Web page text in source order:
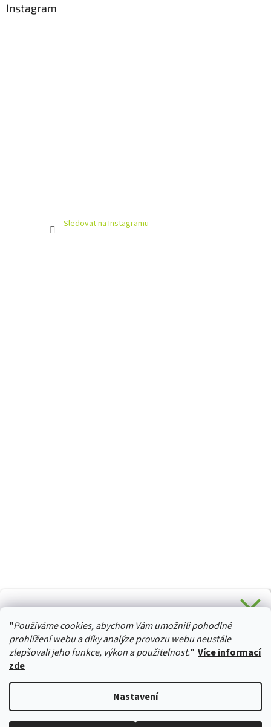
"Používáme cookies, abychom Vám umožnili pohodlné
prohlížení webu a díky analýze provozu webu neustále
zlepšovali jeho funkce, výkon a použitelnost." Více informací
zde
Nastavení
Instagram
Sledovat na Instagramu
HURTTA-COLLECTION.CZ
Copyright 2026izviratka.cz. Všechna práva vyhrazena.Upravit
Stačí se přihlásit k odběru novinek z našeho obchodu a je
Vaše :)
Ano, chci se přihlásit
Zásady zpracování osobních údajů